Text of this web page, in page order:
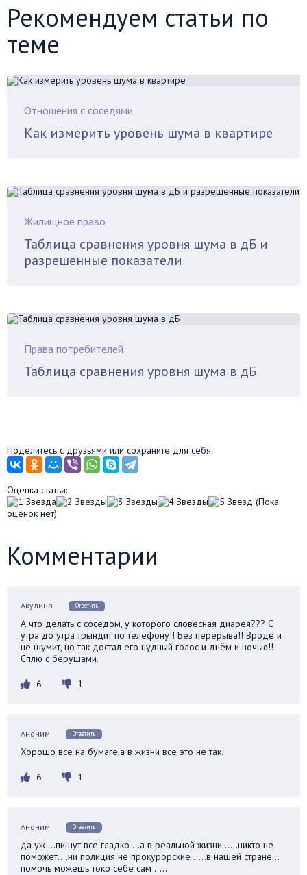
Рекомендуем статьи по
теме
Отношения с соседями
Как измерить уровень шума в квартире
Жилищное право
Таблица сравнения уровня шума в дБ и
разрешенные показатели
Права потребителей
Таблица сравнения уровня шума в дБ
Поделитесь с друзьями или сохраните для себя:
Оценка статьи:
(Пока
оценок нет)
Комментарии
Акулина Ответить
А что делать с соседом, у которого словесная диарея??? С
утра до утра трындит по телефону!! Без перерыва!! Вроде и
не шумит, но так достал его нудный голос и днём и ночью!!
Сплю с берушами.
6 1
Аноним Ответить
Хорошо все на бумаге,а в жизни все это не так.
6 1
Аноним Ответить
да уж …пишут все гладко …а в реальной жизни …..никто не
поможет….ни полиция не прокурорские …..в нашей стране…
помочь можешь токо себе сам ……